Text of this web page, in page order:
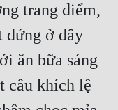
trang điểm,
đứng ở đây
ăn bữa sáng
câu khích lệ